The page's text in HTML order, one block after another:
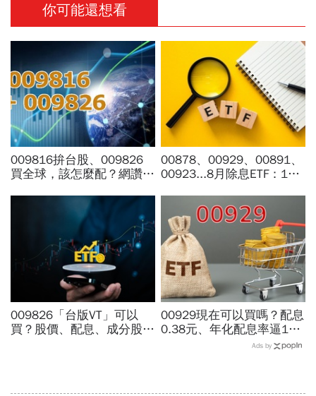
你可能還想看
009816拚台股、009826
買全球，該怎麼配？網讚
海老牛說，這種人不適合
00878、00929、00891、
00923...8月除息ETF：14
金額、最後買進日，如何息
利雙賺
009826「台版VT」可以
買？股價、配息、成分股…
00929現在可以買嗎？配息
0.38元、年化配息率逼17%
超抗跌？阮慕驊：月配息買
Ads by